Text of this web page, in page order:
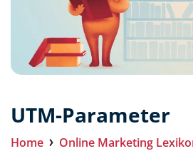
UTM-Parameter
Home Online Marketing